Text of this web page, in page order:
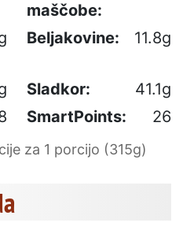
maščobe:
Beljakovine: 11.8g
Sladkor:
41.1g
SmartPoints: 26
za 1 porcijo (315g)